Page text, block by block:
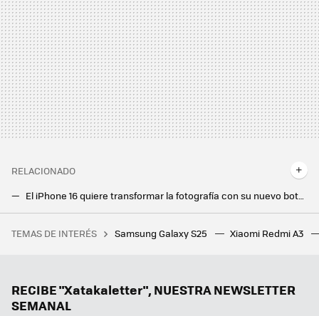
RELACIONADO
El iPhone 16 quiere transformar la fotografía con su nuevo botón. Ya hay fabricantes Android buscando imitarlo
Motorola Moto G64 5G: una batería enorme y pantalla a 120 Hz a muy buen precio
Este anime de astronautas ostenta un récord loco e imbatible: tener el primer diálogo en una obra de ficción grabada desde la Estación Espacial Internacional
TEMAS DE INTERÉS Samsung Galaxy S25 Xiaomi Redmi A3
RECIBE "Xatakaletter", NUESTRA NEWSLETTER
SEMANAL